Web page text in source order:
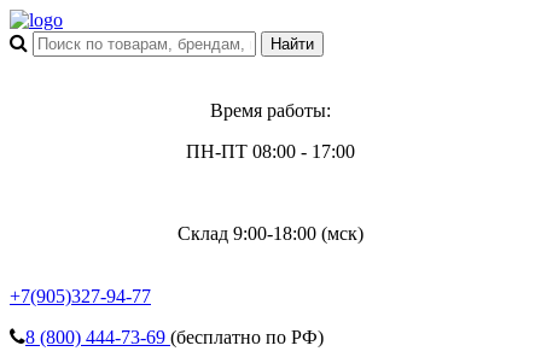
Время работы:
ПН-ПТ 08:00 - 17:00
Склад 9:00-18:00 (мск)
+7(905)327-94-77
8 (800) 444-73-69 (бесплатно по РФ)